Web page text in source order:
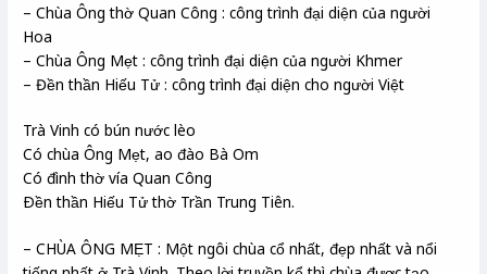
– Chùa Ông thờ Quan Công : công trình đại diện của người
Hoa
– Chùa Ông Mẹt : công trình đại diện của người Khmer
– Đền thần Hiếu Tử : công trình đại diện cho người Việt
Trà Vinh có bún nước lèo
Có chùa Ông Mẹt, ao đào Bà Om
Có đình thờ vía Quan Công
Ðền thần Hiếu Tử thờ Trần Trung Tiên.
– CHÙA ÔNG MẸT : Một ngôi chùa cổ nhất, đẹp nhất và nổi